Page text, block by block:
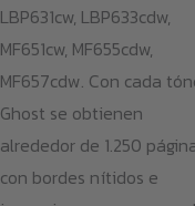
LBP631cw, LBP633cdw,
MF651cw, MF655cdw,
MF657cdw. Con cada
Ghost se obtienen
alrededor de 1.250
con bordes nítidos e